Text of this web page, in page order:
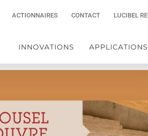
ACTIONNAIRES CONTACT LUCIBEL
INNOVATIONS APPLICATIONS